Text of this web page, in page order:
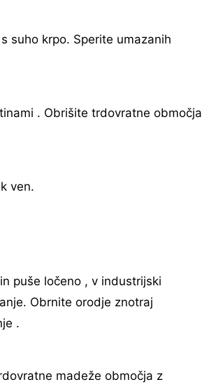
suho krpo. Sperite umazanih
. Obrišite trdovratne območja
ven.
puše ločeno , v industrijski
Obrnite orodje znotraj
.
madeže območja z